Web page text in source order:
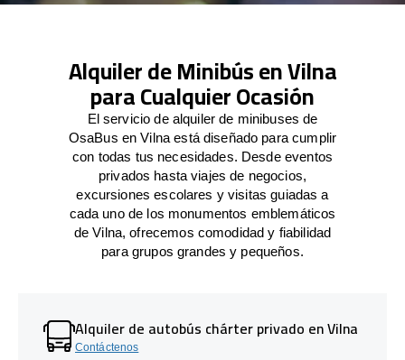
Alquiler de Minibús en Vilna
para Cualquier Ocasión
El servicio de alquiler de minibuses de
OsaBus en Vilna está diseñado para cumplir
con todas tus necesidades. Desde eventos
privados hasta viajes de negocios,
excursiones escolares y visitas guiadas a
cada uno de los monumentos emblemáticos
de Vilna, ofrecemos comodidad y fiabilidad
para grupos grandes y pequeños.
Alquiler de autobús chárter privado en Vilna
Contáctenos